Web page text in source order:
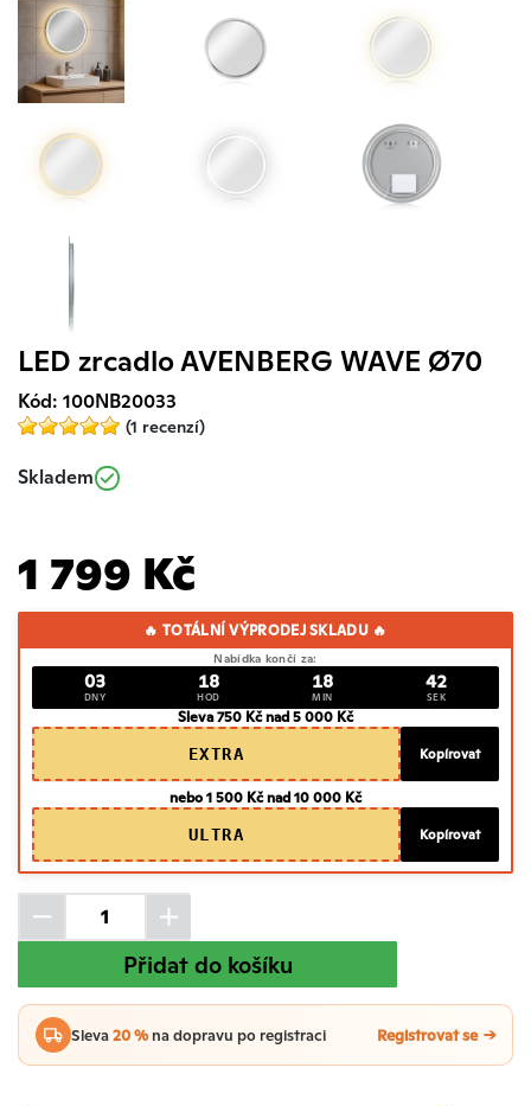
LED zrcadlo AVENBERG WAVE Ø70
Kód: 100NB20033
(1 recenzí)
Skladem
1 799 Kč
🔥 TOTÁLNÍ VÝPRODEJ SKLADU 🔥
Nabídka končí za:
03
DNY
18
HOD
18
MIN
41
SEK
Sleva 750 Kč nad 5 000 Kč
EXTRA
Kopírovat
nebo 1 500 Kč nad 10 000 Kč
ULTRA
Kopírovat
Přidat do košíku
Sleva20 %na dopravu po registraci Registrovat se